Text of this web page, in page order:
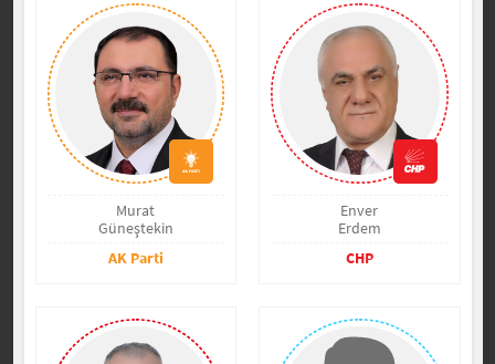
Murat
Güneştekin
AK Parti
Enver
Erdem
CHP